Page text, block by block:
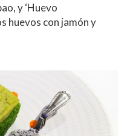
y ‘Huevo
huevos con jamón y